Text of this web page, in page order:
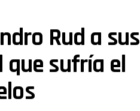
Rud a sus
que sufría el